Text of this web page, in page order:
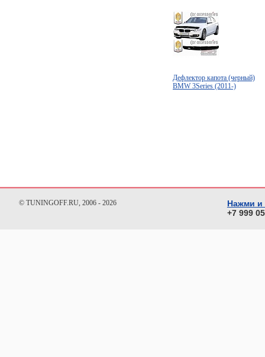
Дефлектор капота (черный)
BMW 3Series (2011-)
© TUNINGOFF.RU, 2006 - 2026
Нажми и
+7 999